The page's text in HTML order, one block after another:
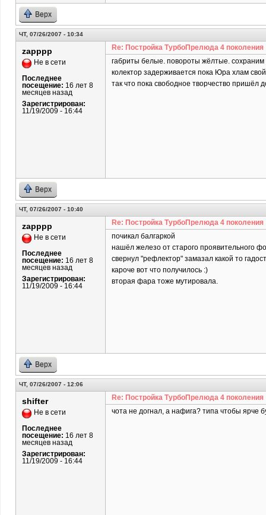
Верх
ЧТ, 07/26/2007 - 10:34
zapppp
Не в сети
Последнее
посещение: 16 лет 8
месяцев назад
Зарегистрирован:
11/19/2009 - 16:44
Re: Постройка ТурбоПрелюда 4 поколения
габриты белые. повороты жёлтые.
колектор задерживается пока Юра хлам
так что пока свободное творчество пришёл
Верх
ЧТ, 07/26/2007 - 10:40
zapppp
Не в сети
Последнее
посещение: 16 лет 8
месяцев назад
Зарегистрирован:
11/19/2009 - 16:44
Re: Постройка ТурбоПрелюда 4 поколения
почикал балгаркой
нашёл железо от старого проявительного
свернул "рефлектор" замазал какой то
кароче вот что получилось :)
вторая фара тоже мутировала.
Верх
ЧТ, 07/26/2007 - 12:06
shifter
Не в сети
Последнее
посещение: 16 лет 8
месяцев назад
Зарегистрирован:
11/19/2009 - 16:44
Re: Постройка ТурбоПрелюда 4 поколения
чота не догнал, а нафига? типа чтобы ярче